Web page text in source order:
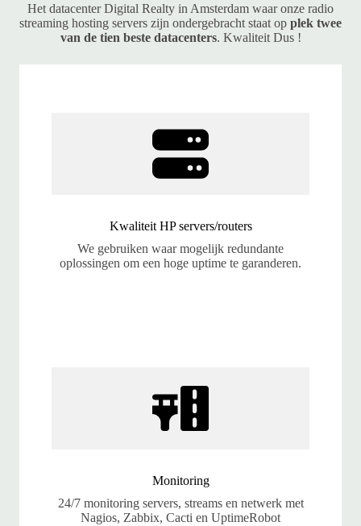
Het datacenter Digital Realty in Amsterdam waar onze radio
streaming hosting servers zijn ondergebracht staat op plek twee
van de tien beste datacenters. Kwaliteit Dus !
Kwaliteit HP servers/routers
We gebruiken waar mogelijk redundante
oplossingen om een hoge uptime te garanderen.
Monitoring
24/7 monitoring servers, streams en netwerk met
Nagios, Zabbix, Cacti en UptimeRobot